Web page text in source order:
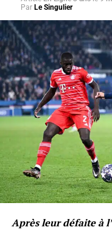
Par Le Singulier
Après leur défaite à